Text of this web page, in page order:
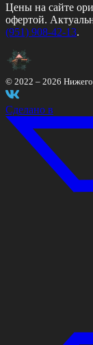
Цены на сайте
офертой.
(951) 908-42-13.
© 2022 – 2026
Сделано в